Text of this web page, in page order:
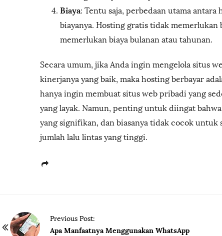
Biaya: Tentu saja, perbedaan utama
biayanya. Hosting gratis tidak memerlukan
memerlukan biaya bulanan atau tahunan.
Secara umum, jika Anda ingin mengelola situs
kinerjanya yang baik, maka hosting berbayar
hanya ingin membuat situs web pribadi yang
yang layak. Namun, penting untuk diingat bahwa
yang signifikan, dan biasanya tidak cocok
jumlah lalu lintas yang tinggi.
Previous Post:
Apa Manfaatnya Menggunakan WhatsApp